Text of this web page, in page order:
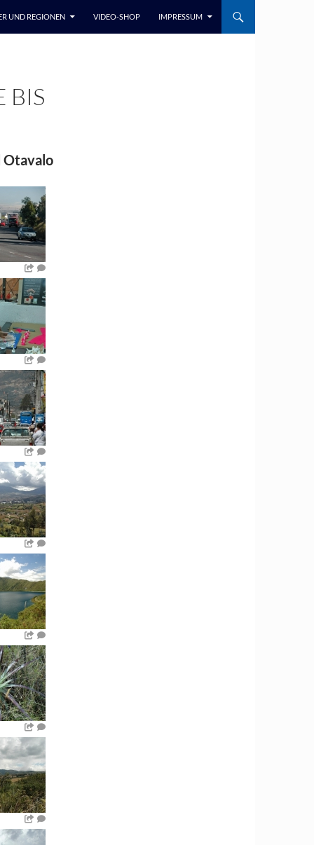
UND REGIONEN VIDEO-SHOP IMPRESSUM
BIS
Otavalo